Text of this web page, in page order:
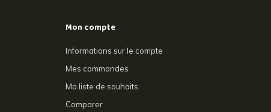
Mon compte
Informations sur le compte
Mes commandes
Ma liste de souhaits
Comparer